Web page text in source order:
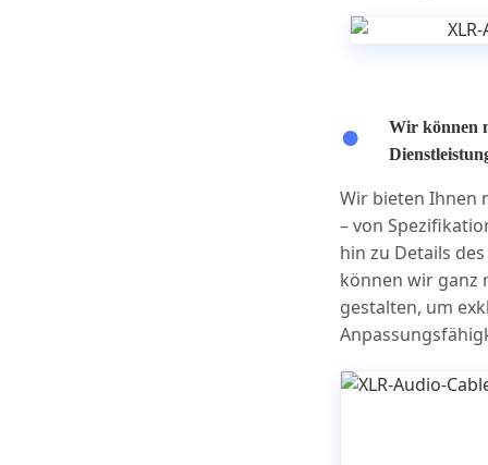
Wir können
Wir bieten Ihnen
– von
hin zu Details
können wir ganz
gestalten, um